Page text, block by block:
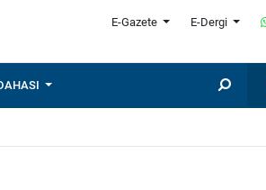
E-Gazete E-Dergi